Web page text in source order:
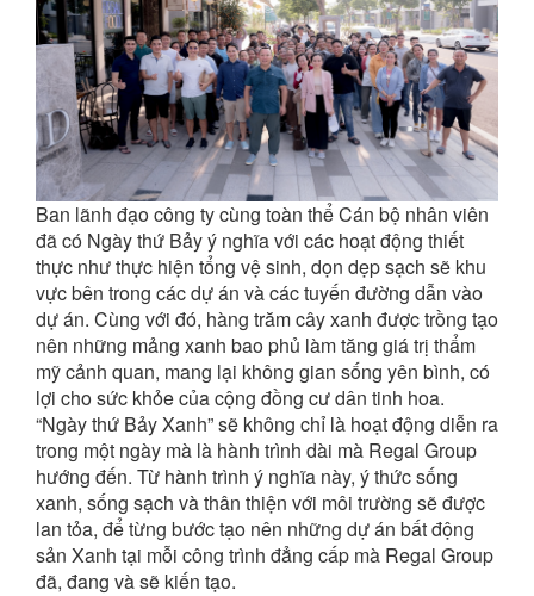
Ban lãnh đạo công ty cùng toàn thể Cán bộ nhân viên
đã có Ngày thứ Bảy ý nghĩa với các hoạt động thiết
thực như thực hiện tổng vệ sinh, dọn dẹp sạch sẽ khu
vực bên trong các dự án và các tuyến đường dẫn vào
dự án. Cùng với đó, hàng trăm cây xanh được trồng tạo
nên những mảng xanh bao phủ làm tăng giá trị thẩm
mỹ cảnh quan, mang lại không gian sống yên bình, có
lợi cho sức khỏe của cộng đồng cư dân tinh hoa.
“Ngày thứ Bảy Xanh” sẽ không chỉ là hoạt động diễn ra
trong một ngày mà là hành trình dài mà Regal Group
hướng đến. Từ hành trình ý nghĩa này, ý thức sống
xanh, sống sạch và thân thiện với môi trường sẽ được
lan tỏa, để từng bước tạo nên những dự án bất động
sản Xanh tại mỗi công trình đẳng cấp mà Regal Group
đã, đang và sẽ kiến tạo.